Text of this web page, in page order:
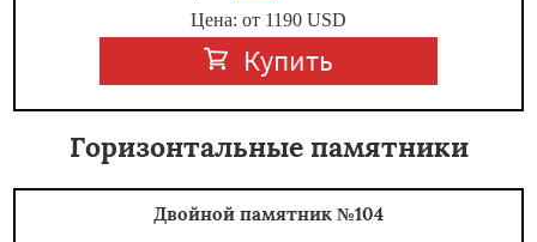
Цена: от 1190 USD
Купить
Горизонтальные памятники
Двойной памятник №104